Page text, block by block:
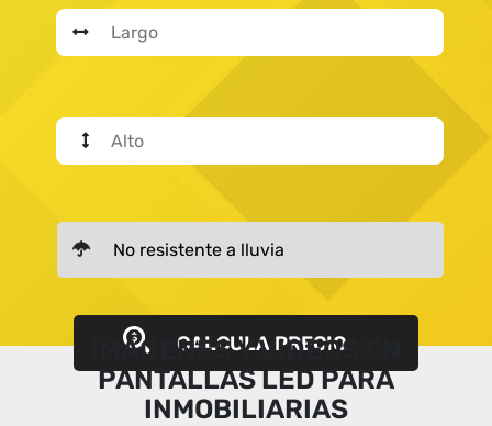
CALCULA PRECIO
IMÁGENES Y VIDEOS EN
PANTALLAS LED PARA
INMOBILIARIAS